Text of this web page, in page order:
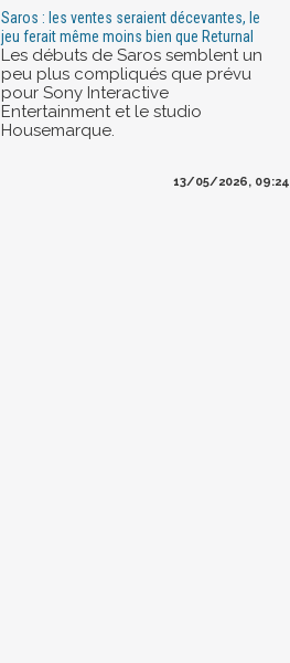
Saros : les ventes seraient décevantes, le
jeu ferait même moins bien que Returnal
Les débuts de Saros semblent un
peu plus compliqués que prévu
pour Sony Interactive
Entertainment et le studio
Housemarque.
13/05/2026, 09:24